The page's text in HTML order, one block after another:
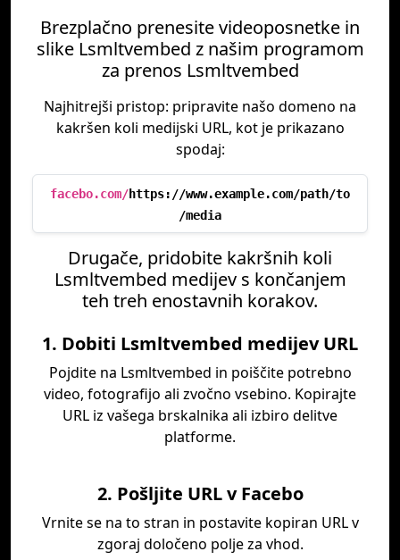
Brezplačno prenesite videoposnetke in
slike Lsmltvembed z našim programom
za prenos Lsmltvembed
Najhitrejši pristop: pripravite našo domeno na
kakršen koli medijski URL, kot je prikazano
spodaj:
facebo.com/https://www.example.com/path/to
/media
Drugače, pridobite kakršnih koli
Lsmltvembed medijev s končanjem
teh treh enostavnih korakov.
1. Dobiti Lsmltvembed medijev URL
Pojdite na Lsmltvembed in poiščite potrebno
video, fotografijo ali zvočno vsebino. Kopirajte
URL iz vašega brskalnika ali izbiro delitve
platforme.
2. Pošljite URL v Facebo
Vrnite se na to stran in postavite kopiran URL v
zgoraj določeno polje za vhod.